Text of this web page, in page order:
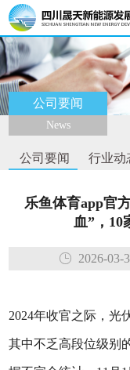
公司要闻
News
公司要闻 行业动
乐鱼体育app官
血”，10
2026-03-
2024年收官之际，光
其中不乏高段位级别